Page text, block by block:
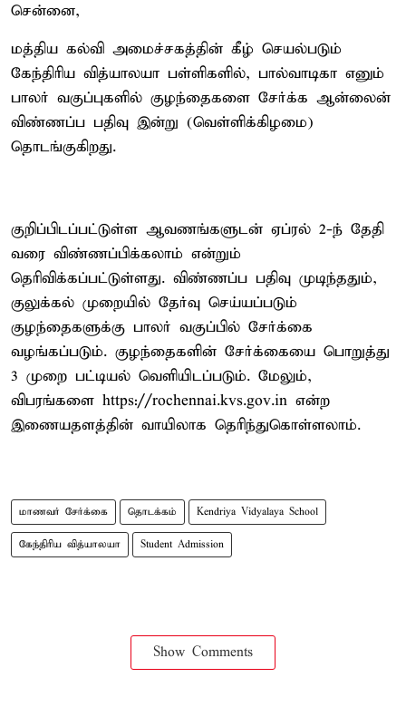
சென்னை,
மத்திய கல்வி அமைச்சகத்தின் கீழ் செயல்படும்
கேந்திரிய வித்யாலயா பள்ளிகளில், பால்வாடிகா எனும்
பாலர் வகுப்புகளில் குழந்தைகளை சேர்க்க ஆன்லைன்
விண்ணப்ப பதிவு இன்று (வெள்ளிக்கிழமை)
தொடங்குகிறது.
குறிப்பிடப்பட்டுள்ள ஆவணங்களுடன் ஏப்ரல் 2-ந் தேதி
வரை விண்ணப்பிக்கலாம் என்றும்
தெரிவிக்கப்பட்டுள்ளது. விண்ணப்ப பதிவு முடிந்ததும்,
குலுக்கல் முறையில் தேர்வு செய்யப்படும்
குழந்தைகளுக்கு பாலர் வகுப்பில் சேர்க்கை
வழங்கப்படும். குழந்தைகளின் சேர்க்கையை பொறுத்து
3 முறை பட்டியல் வெளியிடப்படும். மேலும்,
விபரங்களை https://rochennai.kvs.gov.in என்ற
இணையதளத்தின் வாயிலாக தெரிந்துகொள்ளலாம்.
மாணவர் சேர்க்கை தொடக்கம் Kendriya Vidyalaya School
கேந்திரிய வித்யாலயா Student Admission
Show Comments